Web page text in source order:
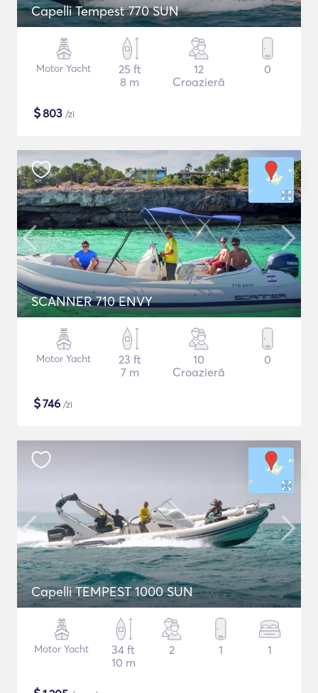
Capelli Tempest 770 SUN
Motor Yacht
25 ft
8 m
12
Croazieră
0
$803 /zi
SCANNER 710 ENVY
Motor Yacht
23 ft
7 m
10
Croazieră
0
$746 /zi
Capelli TEMPEST 1000 SUN
Motor Yacht
34 ft
10 m
2 1 1